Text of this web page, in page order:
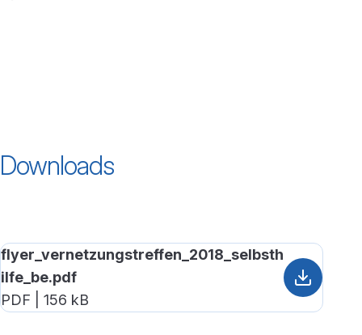
Downloads
flyer_vernetzungstreffen_2018_selbsth
ilfe_be.pdf
PDF | 156 kB